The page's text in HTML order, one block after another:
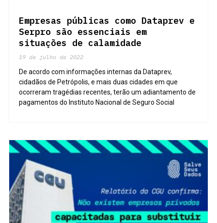
Empresas públicas como Dataprev e
Serpro são essenciais em
situações de calamidade
19 de julho de 2022
De acordo com informações internas da Dataprev,
cidadãos de Petrópolis, e mais duas cidades em que
ocorreram tragédias recentes, terão um adiantamento de
pagamentos do Instituto Nacional de Seguro Social